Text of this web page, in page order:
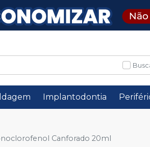
Implantodontia
Canforado 20ml